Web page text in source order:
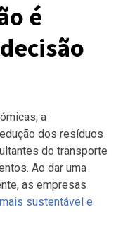
é
a
dos resíduos
do transporte
Ao dar uma
as empresas
sustentável e